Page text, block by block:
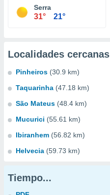
Serra
31° 21°
Localidades cercanas
Pinheiros (30.9 km)
Taquarinha (47.18 km)
São Mateus (48.4 km)
Mucurici (55.61 km)
Ibiranhem (56.82 km)
Helvecia (59.73 km)
Tiempo...